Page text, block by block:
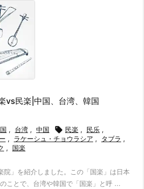
vs民楽|中国、台湾、韓国
, 台湾 , 中国  民楽 , 民乐 ,
, ラケーシュ・チョウラシア , タブラ ,
, 国楽
院」を紹介しました。この「国楽」は日本
ことで、台湾や韓国で「国楽」と呼 ...